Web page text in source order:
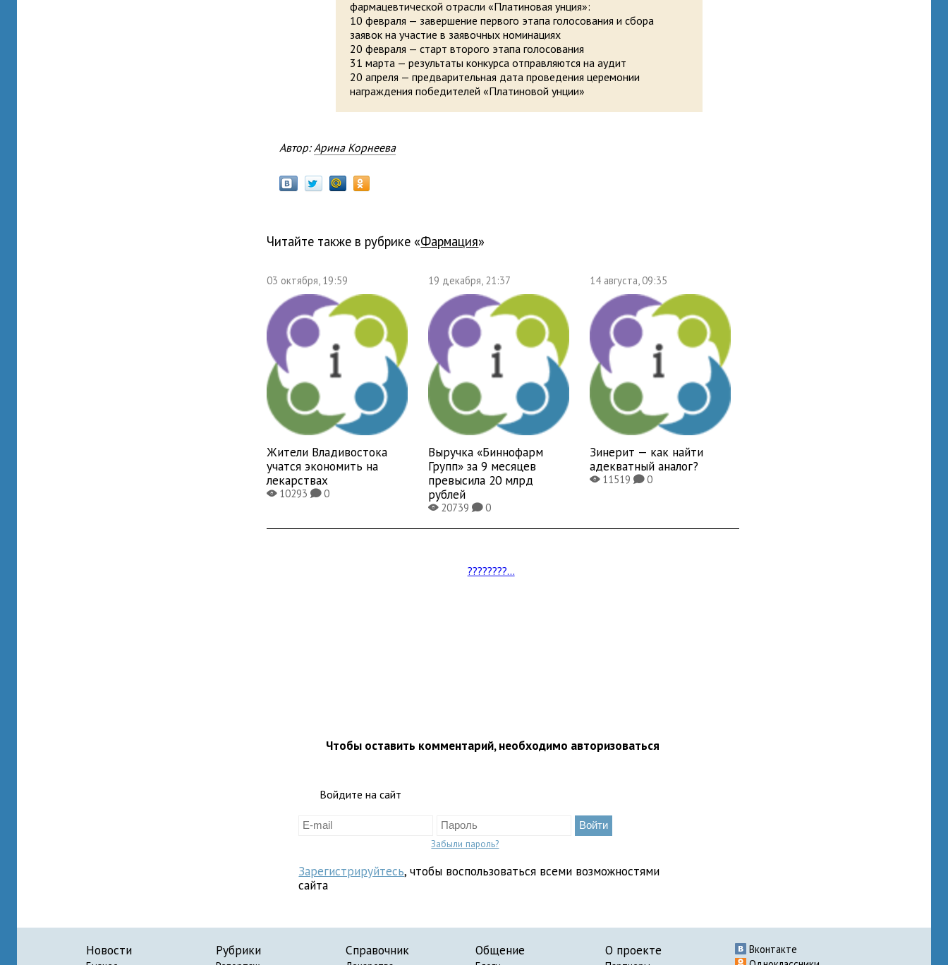
фармацевтической отрасли «Платиновая унция»:
10 февраля — завершение первого этапа голосования и сбора
заявок на участие в заявочных номинациях
20 февраля — старт второго этапа голосования
31 марта — результаты конкурса отправляются на аудит
20 апреля — предварительная дата проведения церемонии
награждения победителей «Платиновой унции»
Автор:Арина Корнеева
Читайте также в рубрике « фармация»
03 октября, 19:59
Жители Владивостока
учатся экономить на
лекарствах
X10293K0
19 декабря, 21:37
Выручка «Биннофарм
Групп» за 9 месяцев
превысила 20 млрд
рублей
X20739K0
14 августа, 09:35
Зинерит — как найти
адекватный аналог?
X11519K0
????????...
Чтобы оставить комментарий, необходимо авторизоваться
Войдите на сайт
Забыли пароль?
Зарегистрируйтесь, чтобы воспользоваться всеми возможностями
сайта
Новости Рубрики Справочник Общение О проекте
Вконтакте